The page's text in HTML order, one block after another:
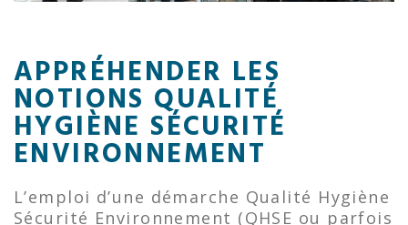
APPRÉHENDER LES
NOTIONS QUALITÉ
HYGIÈNE SÉCURITÉ
ENVIRONNEMENT
L’emploi d’une démarche Qualité Hygiène
Sécurité Environnement (QHSE ou parfois